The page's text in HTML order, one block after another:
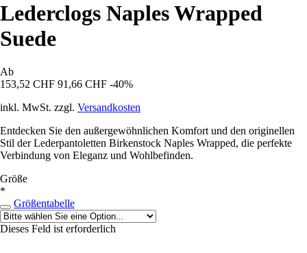
Lederclogs Naples Wrapped
Suede
Ab
153,52 CHF 91,66 CHF -40%
inkl. MwSt. zzgl. Versandkosten
Entdecken Sie den außergewöhnlichen Komfort und den originellen
Stil der Lederpantoletten Birkenstock Naples Wrapped, die perfekte
Verbindung von Eleganz und Wohlbefinden.
Größe
*
Größentabelle
Dieses Feld ist erforderlich